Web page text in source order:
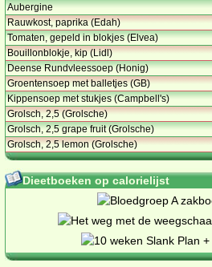
Aubergine
Rauwkost, paprika (Edah)
Tomaten, gepeld in blokjes (Elvea)
Bouillonblokje, kip (Lidl)
Deense Rundvleessoep (Honig)
Groentensoep met balletjes (GB)
Kippensoep met stukjes (Campbell's)
Grolsch, 2,5 (Grolsche)
Grolsch, 2,5 grape fruit (Grolsche)
Grolsch, 2,5 lemon (Grolsche)
Dieetboeken op calorielijst